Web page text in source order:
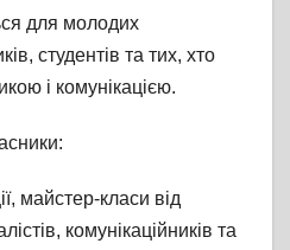
для молодих
студентів та тих, хто
і комунікацією.
майстер-класи від
комунікаційників та